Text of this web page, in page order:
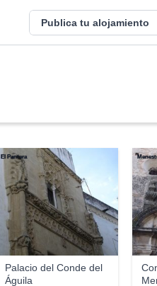
Publica tu alojamiento
Palacio del Conde del
Águila
El Pantera